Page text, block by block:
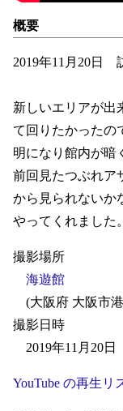
概要
2019年11月20日
新しいエリアが出
て回りたかったの
明になり館内が暗
前回見たつぶれア
から見られないか
やってくれました。
撮影場所
海遊館
(大阪府 大阪市
撮影日時
2019年11月20日
YouTube の再生リ